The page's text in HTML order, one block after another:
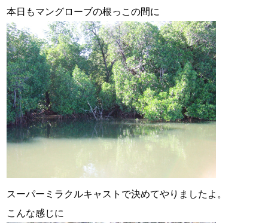
本日もマングローブの根っこの間に
スーパーミラクルキャストで決めてやりましたよ。
こんな感じに